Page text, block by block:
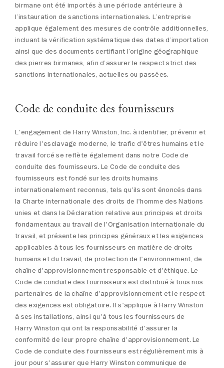
birmane ont été importés à une période antérieure à
l’instauration de sanctions internationales. L’entreprise
applique également des mesures de contrôle additionnelles,
incluant la vérification systématique des dates d’importation
ainsi que des documents certifiant l’origine géographique
des pierres birmanes, afin d’assurer le respect strict des
sanctions internationales, actuelles ou passées.
Code de conduite des fournisseurs
L'engagement de Harry Winston, Inc. à identifier, prévenir et
réduire l'esclavage moderne, le trafic d'êtres humains et le
travail forcé se reflète également dans notre Code de
conduite des fournisseurs. Le Code de conduite des
fournisseurs est fondé sur les droits humains
internationalement reconnus, tels qu'ils sont énoncés dans
la Charte internationale des droits de l'homme des Nations
unies et dans la Déclaration relative aux principes et droits
fondamentaux au travail de l'Organisation internationale du
travail, et présente les principes généraux et les exigences
applicables à tous les fournisseurs en matière de droits
humains et du travail, de protection de l'environnement, de
chaîne d'approvisionnement responsable et d'éthique. Le
Code de conduite des fournisseurs est distribué à tous nos
partenaires de la chaîne d'approvisionnement et le respect
des exigences est obligatoire. Il s'applique à Harry Winston
à ses installations, ainsi qu'à tous les fournisseurs de
Harry Winston qui ont la responsabilité d'assurer la
conformité de leur propre chaîne d'approvisionnement. Le
Code de conduite des fournisseurs est régulièrement mis à
jour pour s'assurer que Harry Winston communique de